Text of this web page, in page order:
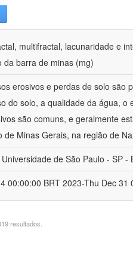
multifractal, lacunaridade e
da barra de minas (mg)
erosivos e perdas de solo são
do solo, a qualidade da água,
são comuns, e geralmente
de Minas Gerais, na região de
Universidade de São Paulo - SP -
00:00:00 BRT 2023-Thu Dec 31
resultados.